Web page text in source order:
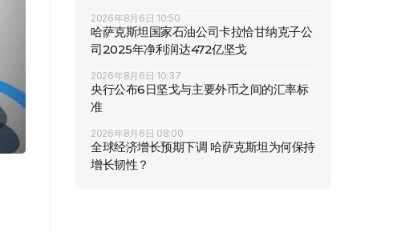
2026年8月6日 10:50
哈萨克斯坦国家石油公司卡拉恰甘纳克子公
司2025年净利润达472亿坚戈
2026年8月6日 10:37
央行公布6日坚戈与主要外币之间的汇率标
准
2026年8月6日 08:00
全球经济增长预期下调 哈萨克斯坦为何保持
增长韧性？